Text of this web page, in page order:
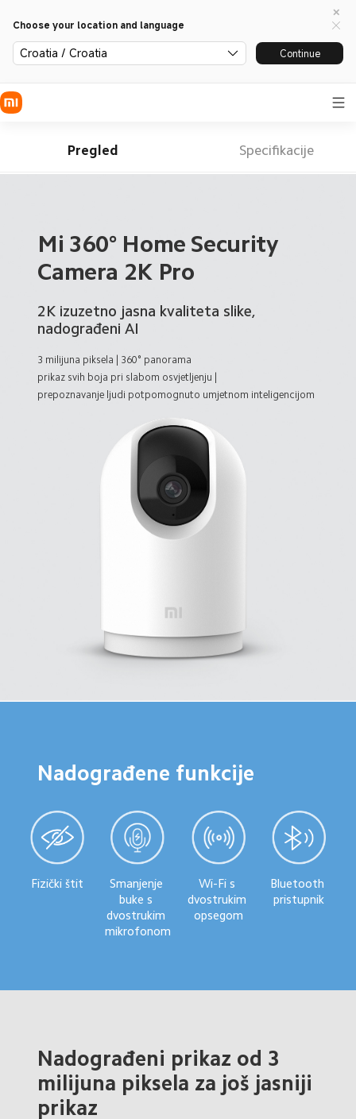
Choose your location and language
Croatia / Croatia Continue
Pregled Specifikacije
Mi 360° Home Security
2K izuzetno jasna kvaliteta slike,
nadograđeni AI
3 milijuna piksela |
360° panorama
prikaz svih boja pri slabom osvjetljenju |
prepoznavanje ljudi potpomognuto umjetnom inteligencijom
Nadograđene funkcije
Fizički štit
Smanjenje
buke s
dvostrukim
mikrofonom
Wi-Fi s
dvostrukim
opsegom
Bluetooth
pristupnik
Nadograđeni prikaz od 3
milijuna piksela za još jasniji
prikaz